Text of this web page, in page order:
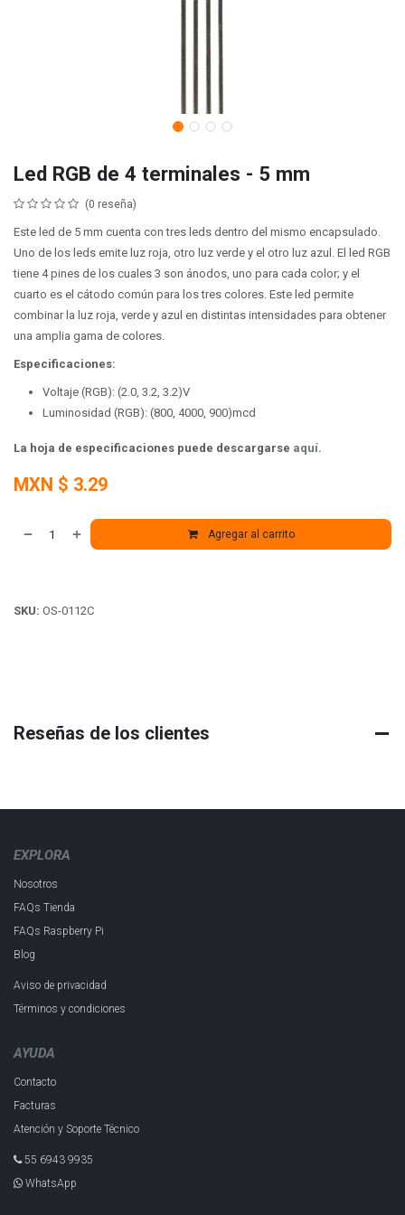
Led RGB de 4 terminales - 5 mm
(0 reseña)
Este led de 5 mm cuenta con tres leds dentro del mismo encapsulado.
Uno de los leds emite luz roja, otro luz verde y el otro luz azul. El led RGB
tiene 4 pines de los cuales 3 son ánodos, uno para cada color; y el
cuarto es el cátodo común para los tres colores. Este led permite
combinar la luz roja, verde y azul en distintas intensidades para obtener
una amplia gama de colores.
Especificaciones:
Voltaje (RGB): (2.0, 3.2, 3.2)V
Luminosidad (RGB): (800, 4000, 900)mcd
La hoja de especificaciones puede descargarse aquí.
MXN $ 3.29
Agregar al carrito
SKU: OS-0112C
Reseñas de los clientes
EXPLORA
Nosotros
FAQs Tienda
FAQs Raspberry Pi
Blog
Aviso de privacidad
Términos y condiciones
AYUDA
Contacto
Facturas
Atención y Soporte Técnico
55 6943 993​5
WhatsApp